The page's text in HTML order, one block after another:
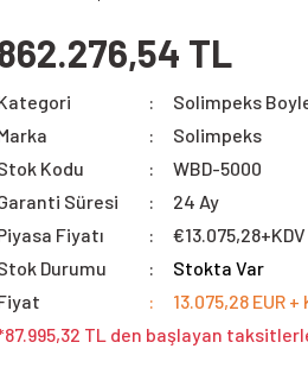
TL
Solimpeks
Solimpeks
Kodu
WBD-5000
Süresi
24 Ay
Fiyatı
€13.075,28+KDV
Durumu
Stokta Var
13.075,28 EUR +
TL den başlayan